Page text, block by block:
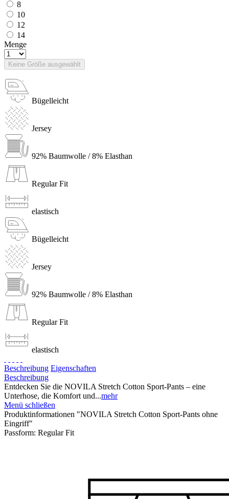
8
10
12
14
Menge
Keine Größe ausgewählt
Bügelleicht
Jersey
92% Baumwolle / 8% Elasthan
Regular Fit
elastisch
Bügelleicht
Jersey
92% Baumwolle / 8% Elasthan
Regular Fit
elastisch
Beschreibung Eigenschaften
Beschreibung
Entdecken Sie die NOVILA Stretch Cotton Sport-Pants – eine
Unterhose, die Komfort und...mehr
Menü schließen
Produktinformationen "NOVILA Stretch Cotton Sport-Pants ohne
Eingriff"
Passform: Regular Fit